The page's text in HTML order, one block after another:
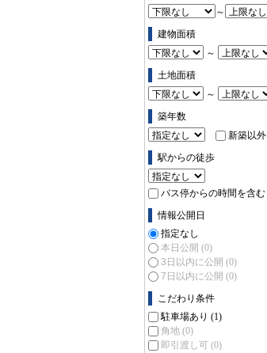
～
建物面積
～
土地面積
～
築年数
新築以外
駅からの徒歩
バス停からの時間を含む
情報公開日
指定なし
本日公開 (0)
3日以内に公開 (0)
7日以内に公開 (0)
こだわり条件
駐車場あり (1)
角地 (0)
即引渡し可 (0)